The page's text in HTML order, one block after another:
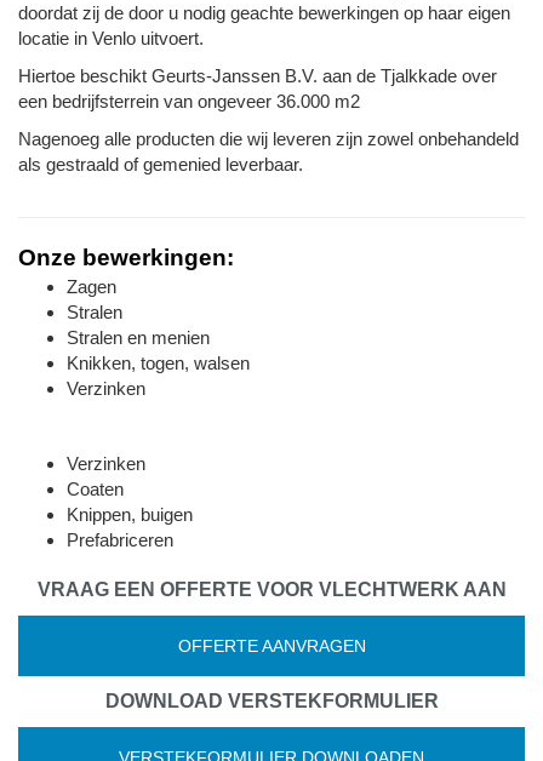
doordat zij de door u nodig geachte bewerkingen op haar eigen
locatie in Venlo uitvoert.
Hiertoe beschikt Geurts-Janssen B.V. aan de Tjalkkade over
een bedrijfsterrein van ongeveer 36.000 m2
Nagenoeg alle producten die wij leveren zijn zowel onbehandeld
als gestraald of gemenied leverbaar.
Onze bewerkingen:
Zagen
Stralen
Stralen en menien
Knikken, togen, walsen
Verzinken
Verzinken
Coaten
Knippen, buigen
Prefabriceren
VRAAG EEN OFFERTE VOOR VLECHTWERK AAN
OFFERTE AANVRAGEN
DOWNLOAD VERSTEKFORMULIER